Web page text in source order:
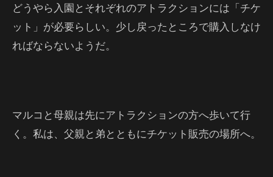
どうやら入園とそれぞれのアトラクションには「チケ
ット」が必要らしい。少し戻ったところで購入しなけ
ればならないようだ。
マルコと母親は先にアトラクションの方へ歩いて行
く。私は、父親と弟とともにチケット販売の場所へ。